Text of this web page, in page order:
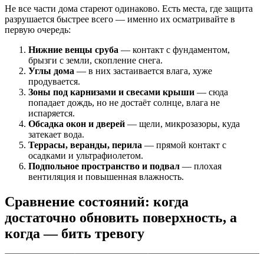
Не все части дома стареют одинаково. Есть места, где защита
разрушается быстрее всего — именно их осматривайте в
первую очередь:
Нижние венцы сруба — контакт с фундаментом,
брызги с земли, скопление снега.
Углы дома — в них застаивается влага, хуже
продувается.
Зоны под карнизами и свесами крыши — сюда
попадает дождь, но не достаёт солнце, влага не
испаряется.
Обсадка окон и дверей — щели, микрозазоры, куда
затекает вода.
Террасы, веранды, перила — прямой контакт с
осадками и ультрафиолетом.
Подпольное пространство и подвал — плохая
вентиляция и повышенная влажность.
Сравнение состояний: когда
достаточно обновить поверхность, а
когда — бить тревогу